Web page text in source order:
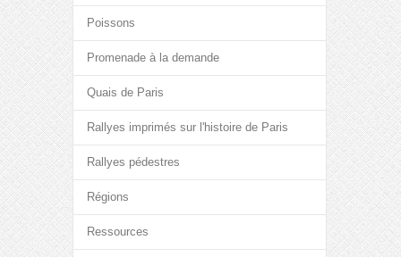
Poissons
Promenade à la demande
Quais de Paris
Rallyes imprimés sur l'histoire de Paris
Rallyes pédestres
Régions
Ressources